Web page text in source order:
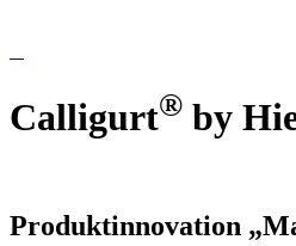
Calligurt® by
Produktinnovation